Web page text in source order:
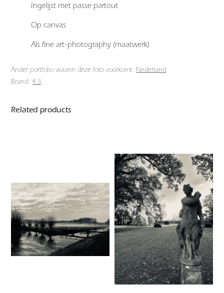
Ingelijst met passe partout
Op canvas
Als fine art-photography (maatwerk)
Ander portfolio waarin deze foto voorkomt: Nederland
Brand:4:3
Related products